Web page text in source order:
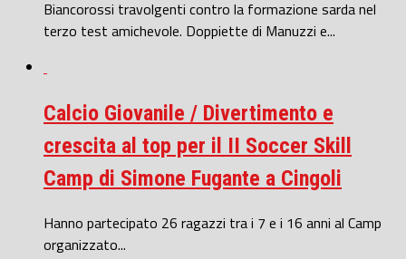
Biancorossi travolgenti contro la formazione sarda nel
terzo test amichevole. Doppiette di Manuzzi e...
Calcio Giovanile / Divertimento e
crescita al top per il II Soccer Skill
Camp di Simone Fugante a Cingoli
Hanno partecipato 26 ragazzi tra i 7 e i 16 anni al Camp
organizzato...